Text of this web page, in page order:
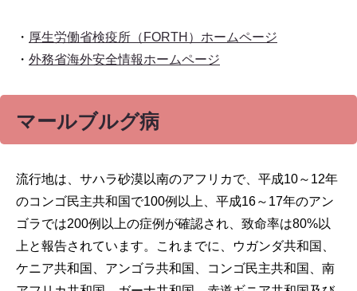
・ 厚生労働省検疫所（FORTH）ホームページ
・ 外務省海外安全情報ホームページ
マールブルグ病
流行地は、サハラ砂漠以南のアフリカで、平成10～12年
のコンゴ民主共和国で100例以上、平成16～17年のアン
ゴラでは200例以上の症例が確認され、致命率は80%以
上と報告されています。これまでに、ウガンダ共和国、
ケニア共和国、アンゴラ共和国、コンゴ民主共和国、南